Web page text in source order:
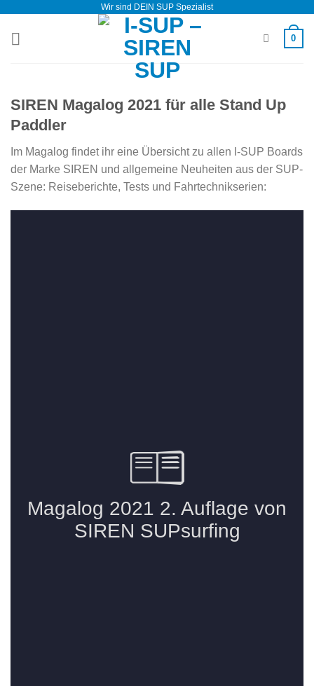
springen
Wir sind DEIN SUP Spezialist
0
SIREN Magalog 2021 für alle Stand Up
Paddler
Im Magalog findet ihr eine Übersicht zu allen I-SUP Boards
der Marke SIREN und allgemeine Neuheiten aus der SUP-
Szene: Reiseberichte, Tests und Fahrtechnikserien: